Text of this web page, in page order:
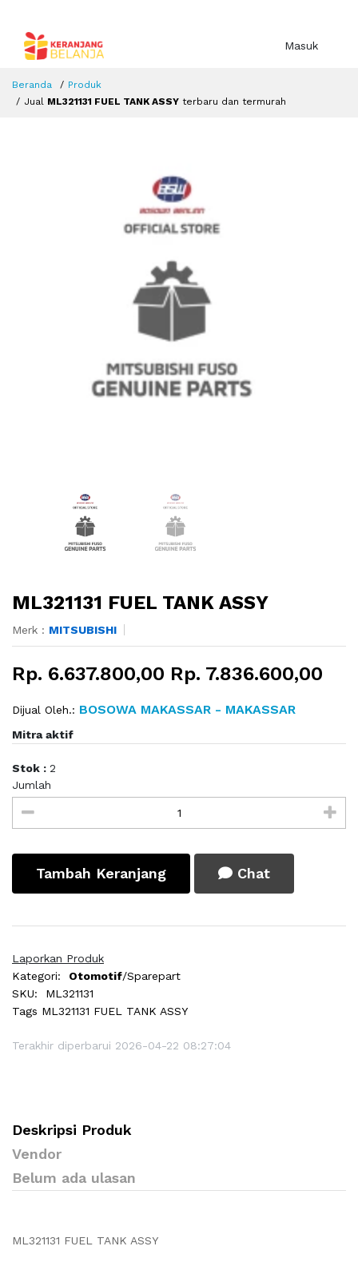
Masuk
Beranda
Produk
Jual ML321131 FUEL TANK ASSY terbaru dan termurah
ML321131 FUEL TANK ASSY
Merk : MITSUBISHI
Rp. 6.637.800,00 Rp. 7.836.600,00
Dijual Oleh.: BOSOWA MAKASSAR - MAKASSAR
Mitra aktif
Stok : 2
Jumlah
Tambah Keranjang Chat
Laporkan Produk
Kategori:
Otomotif/Sparepart
SKU:
ML321131
Tags ML321131 FUEL TANK ASSY
Terakhir diperbarui 2026-04-22 08:27:04
Deskripsi Produk
Vendor
Belum ada ulasan
ML321131 FUEL TANK ASSY